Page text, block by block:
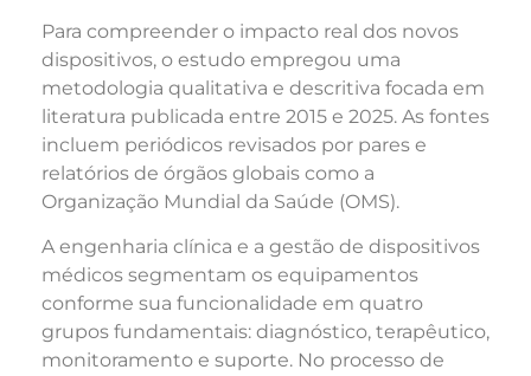
Para compreender o impacto real dos novos
dispositivos, o estudo empregou uma
metodologia qualitativa e descritiva focada em
literatura publicada entre 2015 e 2025. As fontes
incluem periódicos revisados por pares e
relatórios de órgãos globais como a
Organização Mundial da Saúde (OMS).
A engenharia clínica e a gestão de dispositivos
médicos segmentam os equipamentos
conforme sua funcionalidade em quatro
grupos fundamentais: diagnóstico, terapêutico,
monitoramento e suporte. No processo de